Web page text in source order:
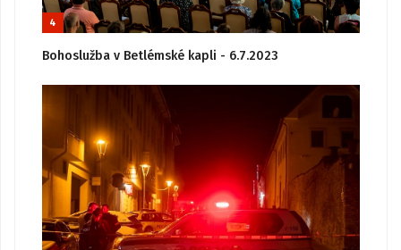
4
Bohoslužba v Betlémské kapli - 6.7.2023